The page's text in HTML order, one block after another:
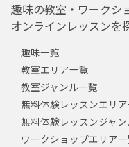
趣味の教室・ワークシ
オンラインレッスンを
趣味一覧
教室エリア一覧
教室ジャンル一覧
無料体験レッスンエリ
無料体験レッスンジャ
ワークショップエリア